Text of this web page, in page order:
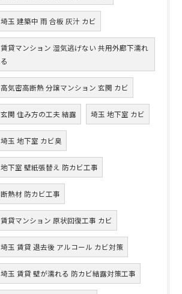
埼玉 建築中 雨 合板 灰汁 カビ
賃貸マンション 湿気逃げない 共用外廊下濡れ
る
高気密高断熱 分譲マンション 玄関 カビ
玄関 住み方の工夫 結露 埼玉 地下室 カビ
埼玉 地下室 カビ臭
地下室 壁紙張替え 防カビ工事
断熱材 防カビ工事
賃貸マンション 原状回復工事 カビ
埼玉 賃貸 退去後 アルコール カビ対策
埼玉 賃貸 壁が濡れる 防カビ結露対策工事